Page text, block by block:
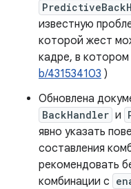
известную
которой жест
кадре, в
b/431534103 )
Обновлена
BackHandler и
явно указать
составления
рекомендовать
комбинации с